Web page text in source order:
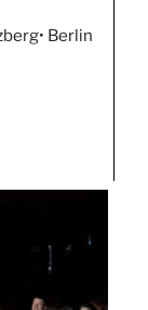
Berlin